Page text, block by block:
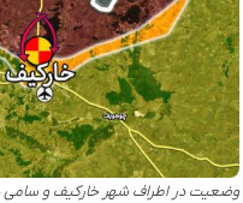
وضعیت در اطراف شهر خارکیف و سامی